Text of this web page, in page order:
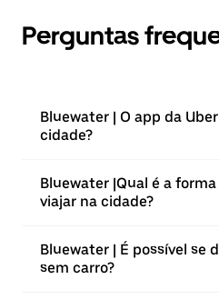
Perguntas
Bluewater | O app da
cidade?
Bluewater |⁠Qual é a
viajar na cidade?
Bluewater | É possível se
sem carro?